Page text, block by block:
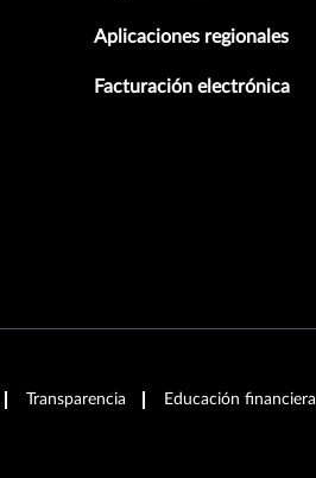
Aplicaciones regionales
Facturación electrónica
Transparencia Educación financiera